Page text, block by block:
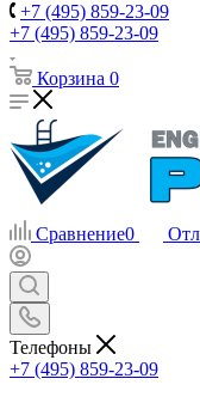
+7 (495) 859-23-09
+7 (495) 859-23-09
Корзина 0
Сравнение0
Телефоны
+7 (495) 859-23-09